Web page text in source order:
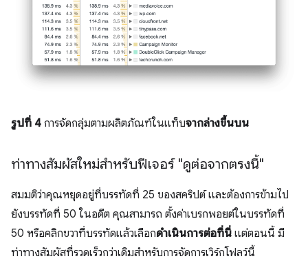
รูปที่ 4 การจัดกลุ่มตามผลิตภัณฑ์ในแท็บจากล่างขึ้นบน
ท่าทางสัมผัสใหม่สำหรับฟีเจอร์ "ดูต่อจากตรงนี้"
สมมติว่าคุณหยุดอยู่ที่บรรทัดที่ 25 ของสคริปต์ และต้องการข้ามไป
ยังบรรทัดที่ 50 ในอดีต คุณสามารถ ตั้งค่าเบรกพอยต์ในบรรทัดที่
50 หรือคลิกขวาที่บรรทัดแล้วเลือกดำเนินการต่อที่นี่ แต่ตอนนี้ มี
ท่าทางสัมผัสที่รวดเร็วกว่าเดิมสำหรับการจัดการเวิร์กโฟลว์นี้